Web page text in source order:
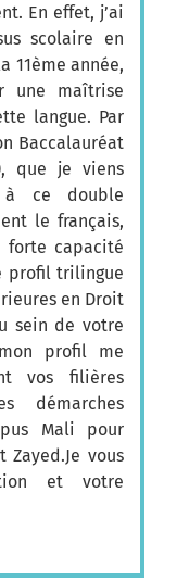
En effet, j’ai
scolaire en
11ème année,
une maîtrise
langue. Par
Baccalauréat
que je viens
à ce double
le français,
forte capacité
profil trilingue
en Droit
sein de votre
profil me
vos filières
démarches
Mali pour
vous
et votre